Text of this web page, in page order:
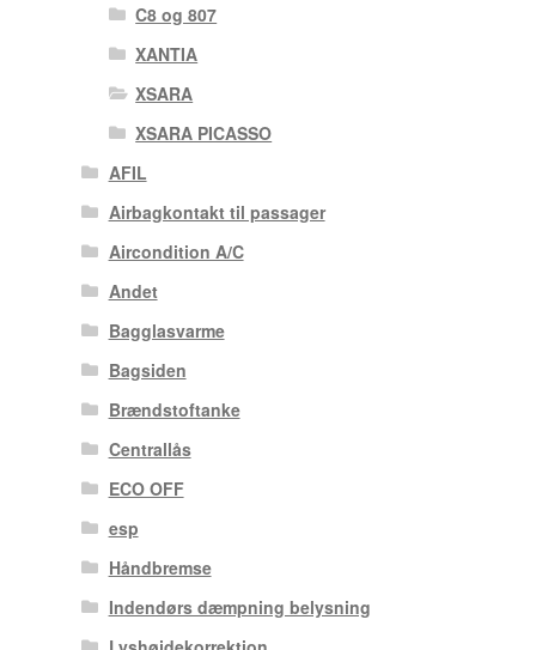
C8 og 807
XANTIA
XSARA
XSARA PICASSO
AFIL
Airbagkontakt til passager
Aircondition A/C
Andet
Bagglasvarme
Bagsiden
Brændstoftanke
Centrallås
ECO OFF
esp
Håndbremse
Indendørs dæmpning belysning